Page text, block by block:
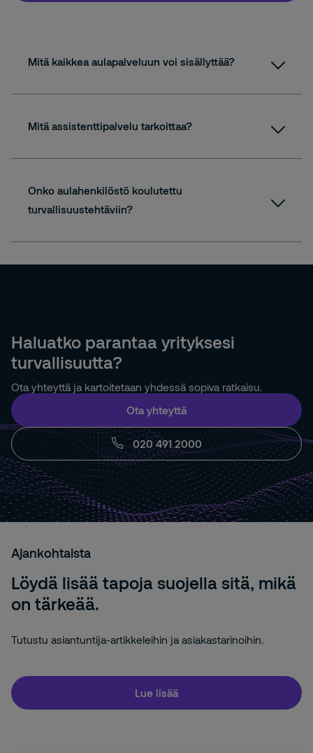
Mitä kaikkea aulapalveluun voi sisällyttää?
Mitä assistenttipalvelu tarkoittaa?
Onko aulahenkilöstö koulutettu
turvallisuustehtäviin?
Haluatko parantaa yrityksesi
turvallisuutta?
Ota yhteyttä ja kartoitetaan yhdessä sopiva ratkaisu.
020 491 2000
Ota yhteyttä
Ajankohtaista
Löydä lisää tapoja suojella sitä, mikä
on tärkeää.
Tutustu asiantuntija-artikkeleihin ja asiakastarinoihin.
Lue lisää